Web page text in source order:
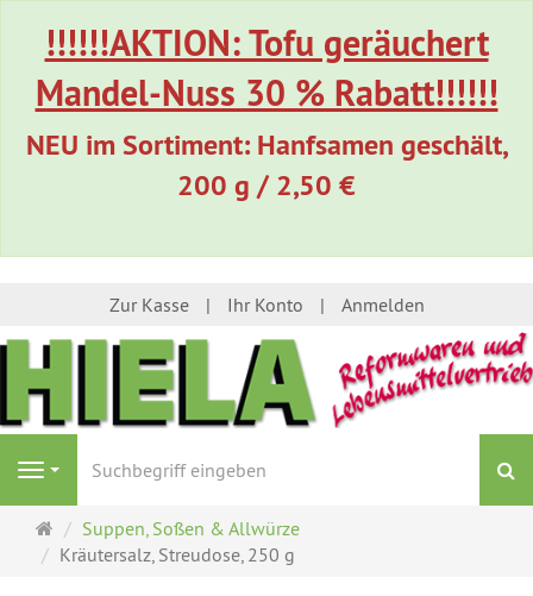
!!!!!!AKTION: Tofu geräuchert
Mandel-Nuss 30 % Rabatt!!!!!!
NEU im Sortiment: Hanfsamen geschält,
200 g / 2,50 €
Zur Kasse Ihr Konto Anmelden
Navigation
Startseite
Suppen, Soßen & Allwürze
Kräutersalz, Streudose, 250 g